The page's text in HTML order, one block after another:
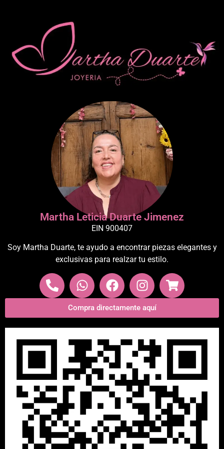
Martha Leticia Duarte Jimenez
EIN 900407
Soy Martha Duarte, te ayudo a encontrar piezas elegantes y
exclusivas para realzar tu estilo.
Compra directamente aquí